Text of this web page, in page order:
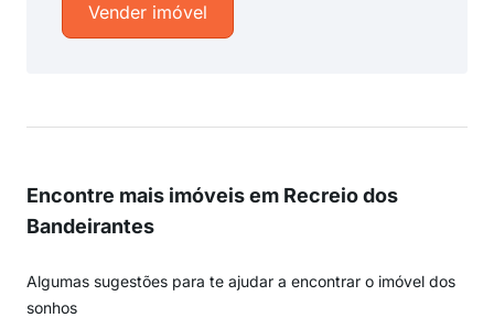
Vender imóvel
Encontre mais imóveis em Recreio dos
Bandeirantes
Algumas sugestões para te ajudar a encontrar o imóvel dos
sonhos